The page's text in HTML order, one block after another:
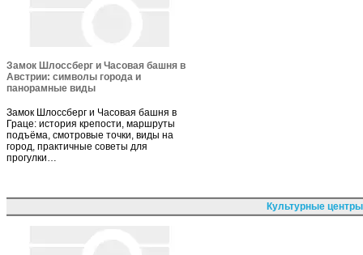
Замок Шлоссберг и Часовая башня в
Австрии: символы города и
панорамные виды
Замок Шлоссберг и Часовая башня в
Граце: история крепости, маршруты
подъёма, смотровые точки, виды на
город, практичные советы для
прогулки…
Культурные